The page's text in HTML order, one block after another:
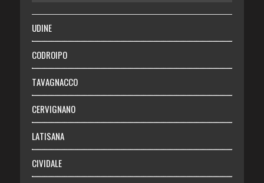
SALUTE
Necrologie
Chi siamo
Abbonati
Login
UDINE
CODROIPO
TAVAGNACCO
CERVIGNANO
LATISANA
CIVIDALE